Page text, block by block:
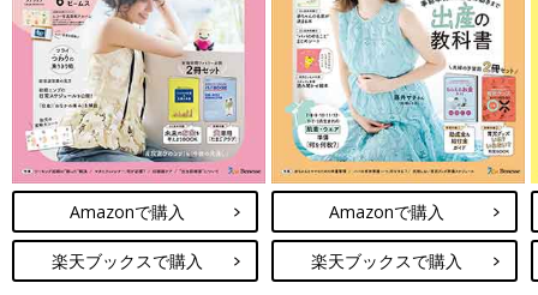
Amazonで購入
楽天ブックスで購入
Amazonで購入
楽天ブックスで購入